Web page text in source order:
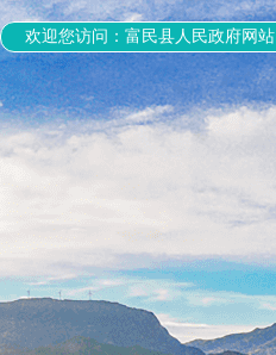
欢迎您访问：富民县人民政府网站